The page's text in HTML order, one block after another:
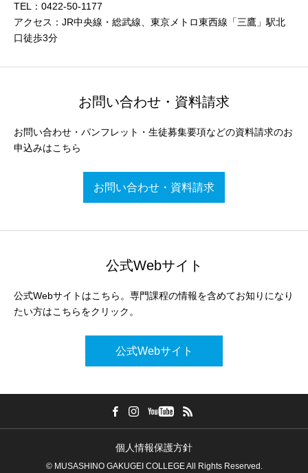
TEL：0422-50-1177
アクセス：JR中央線・総武線、東京メトロ東西線「三鷹」駅北
口徒歩3分
お問い合わせ・資料請求
お問い合わせ・パンフレット・生徒募集要項などの資料請求のお
申込みはこちら
お問い合わせ・資料請求
公式Webサイト
公式Webサイトはこちら。専門課程の情報を含めてお知りになり
たい方はこちらをクリック。
公式Webサイト
個人情報保護方針
© MUSASHINO GAKUGEI COLLEGE All Rights Reserved.